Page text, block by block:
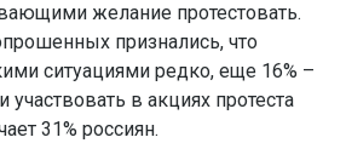
желание протестовать.
признались, что
ситуациями редко, еще 16% –
участвовать в акциях протеста
31% россиян.